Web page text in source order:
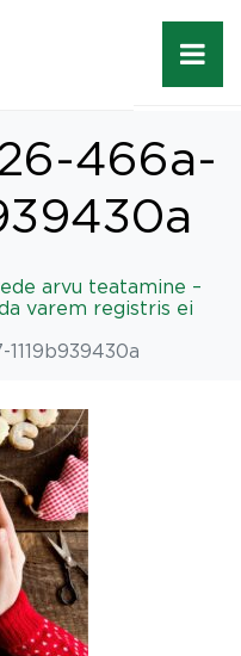
466a-
arvu teatamine –
varem registris ei